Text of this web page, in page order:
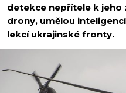
detekce nepřítele k jeho
drony, umělou
lekcí ukrajinské fronty.